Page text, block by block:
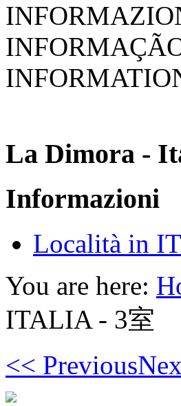
La Dimora -
Informazioni
Località in
You are here:
ITALIA - 3室
<< Previous